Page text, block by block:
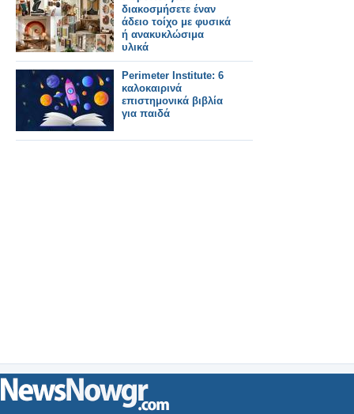
διακοσμήσετε έναν
άδειο τοίχο με φυσικά
ή ανακυκλώσιμα
υλικά
Perimeter Institute: 6
καλοκαιρινά
επιστημονικά βιβλία
για παιδά